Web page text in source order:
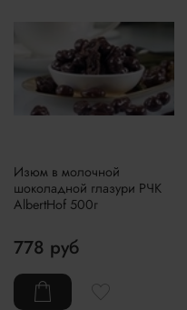
Изюм в молочной
шоколадной глазури РЧК
AlbertHof 500г
778 руб